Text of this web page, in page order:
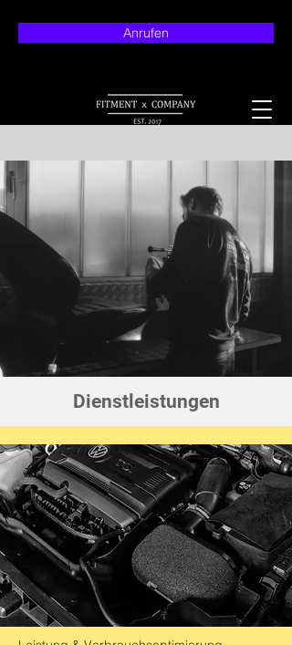
Anrufen
Dienstleistungen